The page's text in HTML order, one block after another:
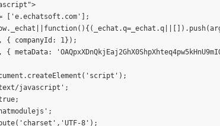
['e.echatsoft.com'];
{ companyId: 1});
{ metaData:
javascript';
8');